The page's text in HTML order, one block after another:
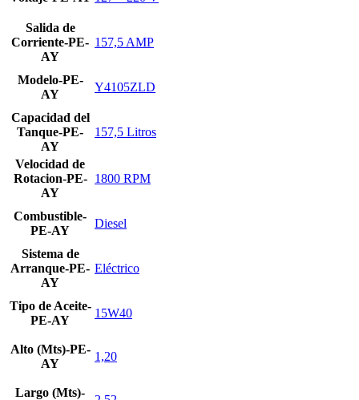
Salida de
Corriente-PE-
AY
157,5 AMP
Modelo-PE-
AY
Y4105ZLD
Capacidad del
Tanque-PE-
AY
157,5 Litros
Velocidad de
Rotacion-PE-
AY
1800 RPM
Combustible-
PE-AY
Diesel
Sistema de
Arranque-PE-
AY
Eléctrico
Tipo de Aceite-
PE-AY
15W40
Alto (Mts)-PE-
AY
1,20
Largo (Mts)-